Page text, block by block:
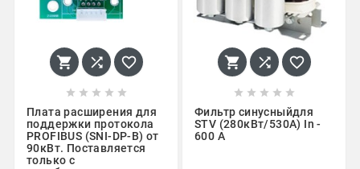
  
    
Плата расширения для
поддержки протокола
PROFIBUS (SNI-DP-B) от
90кВт. Поставляется
только с
  
    
Фильтр синусныйдля
STV (280кВт/530A) In -
600 A